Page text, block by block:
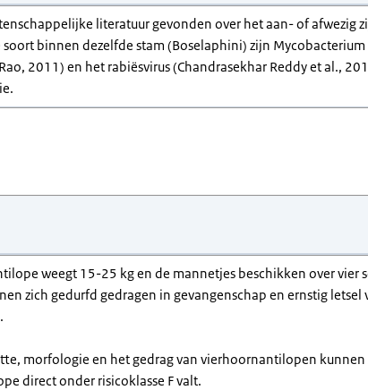
literatuur gevonden over het aan- of
soort binnen dezelfde stam (Boselaphini) zijn
2011) en het rabiësvirus (Chandrasekhar Reddy et al.,
weegt 15-25 kg en de mannetjes beschikken over
zich gedurfd gedragen in gevangenschap en ernstig
morfologie en het gedrag van vierhoornantilopen
direct onder risicoklasse F valt.